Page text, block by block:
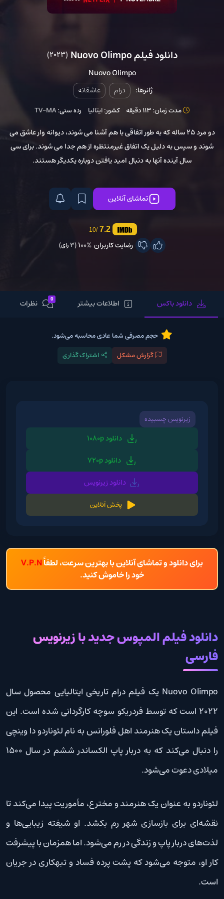
دانلود فیلم Nuovo Olimpo (2023)
Nuovo Olimpo
ژانرها: درام عاشقانه
مدت زمان: 113 دقیقه کشور:ایتالیا رده سنی:TV-MA
دو مرد 25 ساله که به طور اتفاقی با هم آشنا می شوند، دیوانه وار عاشق می
شوند و سپس به دلیل یک اتفاق غیرمنتظره از هم جدا می شوند. برای سی
سال آینده آنها به دنبال امید یافتن دوباره یکدیگر هستند.
تماشای آنلاین
7.2
/10
رضایت کاربران 100% (3 رای)
دانلود باکس اطلاعات بیشتر 0 نظرات
حجم مصرفی شما عادی محاسبه می‌شود.
گزارش مشکل
اشتراک گذاری
زیرنویس چسبیده
دانلود 1080p
دانلود 720p
دانلود زیرنویس
پخش آنلاین
برای دانلود و تماشای آنلاین با بهترین سرعت، لطفاًV.P.N
خود را خاموش کنید.
دانلود فیلم المپوس جدید با زیرنویس
فارسی
Nuovo Olimpo یک فیلم درام تاریخی ایتالیایی محصول سال
۲۰۲۲ است که توسط فردریکو سوچه کارگردانی شده است. این
فیلم داستان یک هنرمند اهل فلورانس به نام لئوناردو دا وینچی
را دنبال می‌کند که به دربار پاپ الکساندر ششم در سال ۱۵۰۰
میلادی دعوت می‌شود.
لئوناردو به عنوان یک هنرمند و مخترع، مأموریت پیدا می‌کند تا
نقشه‌ای برای بازسازی شهر رم بکشد. او شیفته زیبایی‌ها و
لذت‌های دربار پاپ و زندگی در رم می‌شود. اما همزمان با پیشرفت
کار او، متوجه می‌شود که پشت پرده فساد و تبهکاری در جریان
است.